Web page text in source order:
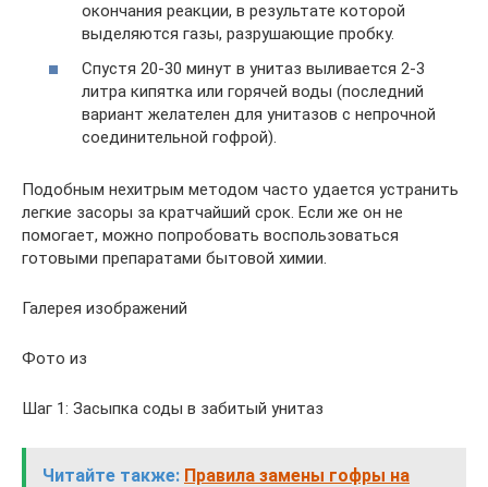
окончания реакции, в результате которой
выделяются газы, разрушающие пробку.
Спустя 20-30 минут в унитаз выливается 2-3
литра кипятка или горячей воды (последний
вариант желателен для унитазов с непрочной
соединительной гофрой).
Подобным нехитрым методом часто удается устранить
легкие засоры за кратчайший срок. Если же он не
помогает, можно попробовать воспользоваться
готовыми препаратами бытовой химии.
Галерея изображений
Фото из
Шаг 1: Засыпка соды в забитый унитаз
Читайте также: Правила замены гофры на